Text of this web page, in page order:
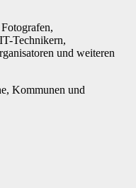
Technikern,
und weiteren
Kommunen und